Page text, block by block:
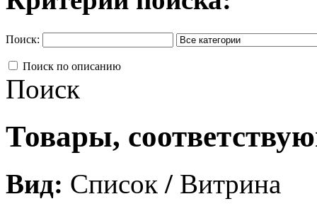
Поиск:
Поиск по описанию
Поиск
Товары,
Вид: Список / Витрина